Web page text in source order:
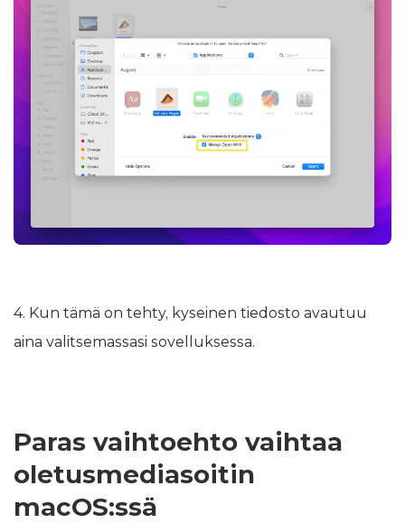
4. Kun tämä on tehty, kyseinen tiedosto avautuu
aina valitsemassasi sovelluksessa.
Paras vaihtoehto vaihtaa
oletusmediasoitin
macOS:ssä